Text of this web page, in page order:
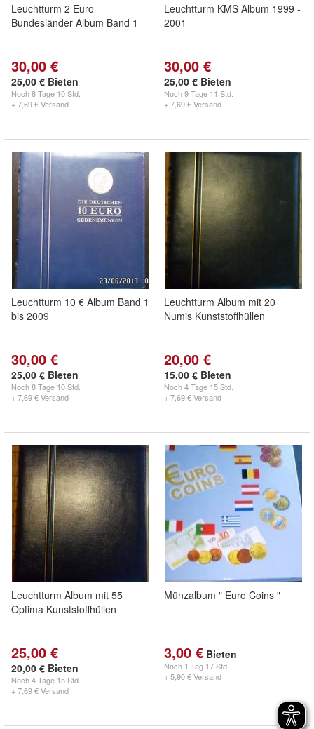
Leuchtturm 2 Euro
Bundesländer Album Band 1
30,00 €
25,00 € Bieten
Noch8 Tage 10 Std.
+ 7,69 € Versand
Leuchtturm KMS Album 1999 -
2001
30,00 €
25,00 € Bieten
Noch9 Tage 11 Std.
+ 7,69 € Versand
Leuchtturm 10 € Album Band 1
bis 2009
30,00 €
25,00 € Bieten
Noch8 Tage 10 Std.
+ 7,69 € Versand
Leuchtturm Album mit 20
Numis Kunststoffhüllen
20,00 €
15,00 € Bieten
Noch4 Tage 15 Std.
+ 7,69 € Versand
Leuchtturm Album mit 55
Optima Kunststoffhüllen
25,00 €
20,00 € Bieten
Noch4 Tage 15 Std.
+ 7,69 € Versand
Münzalbum " Euro Coins "
3,00 € Bieten
Noch 1 Tag 17 Std.
+ 5,90 € Versand